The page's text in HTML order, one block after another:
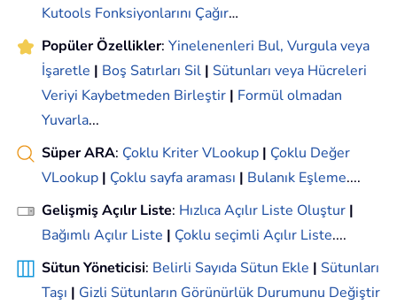
Kutools Fonksiyonlarını Çağır…
Popüler Özellikler: Yinelenenleri Bul, Vurgula veya
İşaretle | Boş Satırları Sil | Sütunları veya Hücreleri
Veriyi Kaybetmeden Birleştir | Formül olmadan
Yuvarla...
Süper ARA: Çoklu Kriter VLookup | Çoklu Değer
VLookup | Çoklu sayfa araması | Bulanık Eşleme....
Gelişmiş Açılır Liste: Hızlıca Açılır Liste Oluştur |
Bağımlı Açılır Liste | Çoklu seçimli Açılır Liste....
Sütun Yöneticisi: Belirli Sayıda Sütun Ekle | Sütunları
Taşı | Gizli Sütunların Görünürlük Durumunu Değiştir